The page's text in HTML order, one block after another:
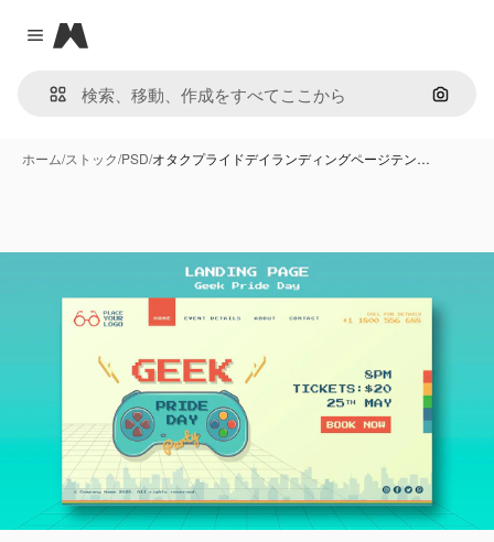
Close menu
Magnific
画像で
ホーム/ストック/PSD/オタクプライドデイランディングページテン…